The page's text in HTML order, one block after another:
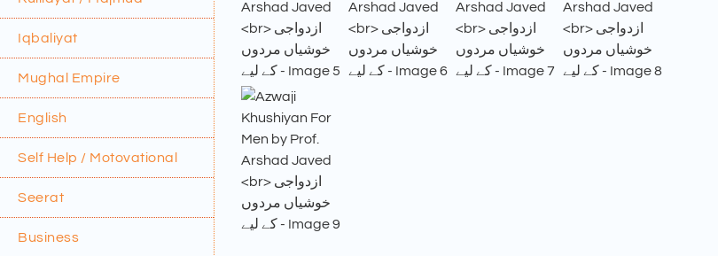
Iqbaliyat
Mughal Empire
English
Self Help / Motovational
Seerat
Business